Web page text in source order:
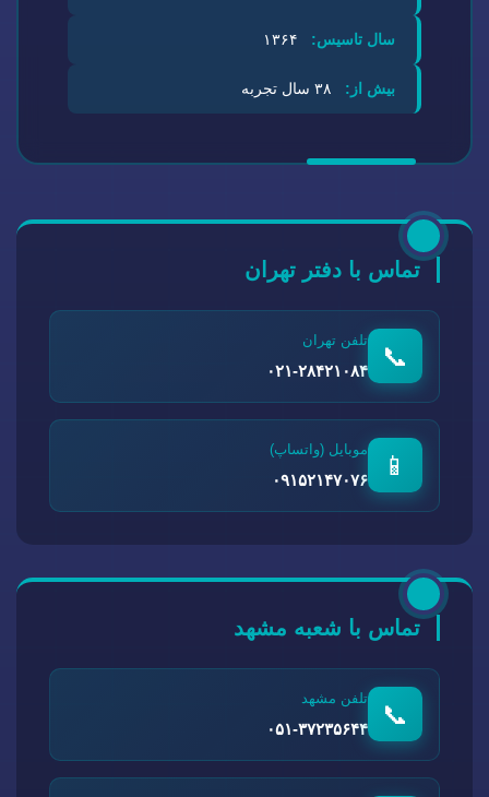
سال تاسیس:
بیش از:
تماس با دفتر تهران
📞
تلفن تهران
۰۲۱-۲۸۴۲۱۰۸۴
📱
موبایل (واتساپ)
۰۹۱۵۲۱۴۷۰۷۶
تماس با شعبه مشهد
📞
تلفن مشهد
۰۵۱-۳۷۲۳۵۶۴۴